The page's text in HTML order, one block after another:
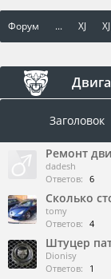
Форум ... XJ
Заголовок
Ремонт
dadesh
Ответов: 6
Сколько
tomy
Ответов: 4
Штуцер
Dionisy
Ответов:
1